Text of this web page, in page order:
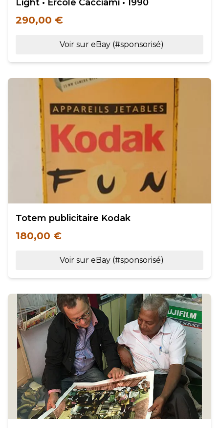
Light • Ercole Cacciami • 1990
290,00 €
Voir sur eBay (#sponsorisé)
Totem publicitaire Kodak
180,00 €
Voir sur eBay (#sponsorisé)